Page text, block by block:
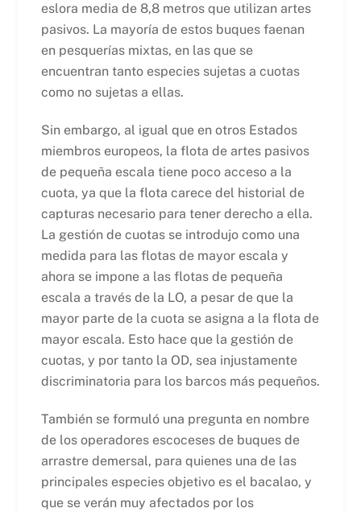
eslora media de 8,8 metros que utilizan artes
pasivos. La mayoría de estos buques faenan
en pesquerías mixtas, en las que se
encuentran tanto especies sujetas a cuotas
como no sujetas a ellas.
Sin embargo, al igual que en otros Estados
miembros europeos, la flota de artes pasivos
de pequeña escala tiene poco acceso a la
cuota, ya que la flota carece del historial de
capturas necesario para tener derecho a ella.
La gestión de cuotas se introdujo como una
medida para las flotas de mayor escala y
ahora se impone a las flotas de pequeña
escala a través de la LO, a pesar de que la
mayor parte de la cuota se asigna a la flota de
mayor escala. Esto hace que la gestión de
cuotas, y por tanto la OD, sea injustamente
discriminatoria para los barcos más pequeños.
También se formuló una pregunta en nombre
de los operadores escoceses de buques de
arrastre demersal, para quienes una de las
principales especies objetivo es el bacalao, y
que se verán muy afectados por los